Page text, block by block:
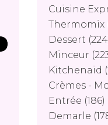
Cuisine
Thermomix
Dessert
Minceur
Kitchenaid
Crèmes -
Entrée (186)
Demarle